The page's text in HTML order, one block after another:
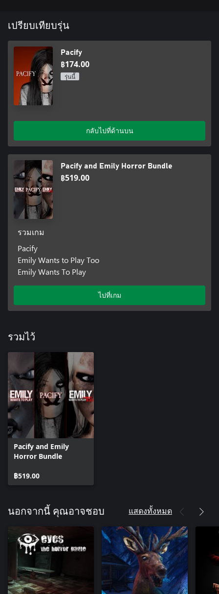
เปรียบเทียบรุ่น
Pacify
฿174.00
รุ่นนี้
กลับไปที่ด้านบน
Pacify and Emily Horror Bundle
฿519.00
รวมเกม
Pacify
Emily Wants to Play Too
Emily Wants To Play
ไปที่เกม
รวมไว้
Pacify and Emily
Horror Bundle
฿519.00
นอกจากนี้ คุณอาจชอบ แสดงทั้งหมด